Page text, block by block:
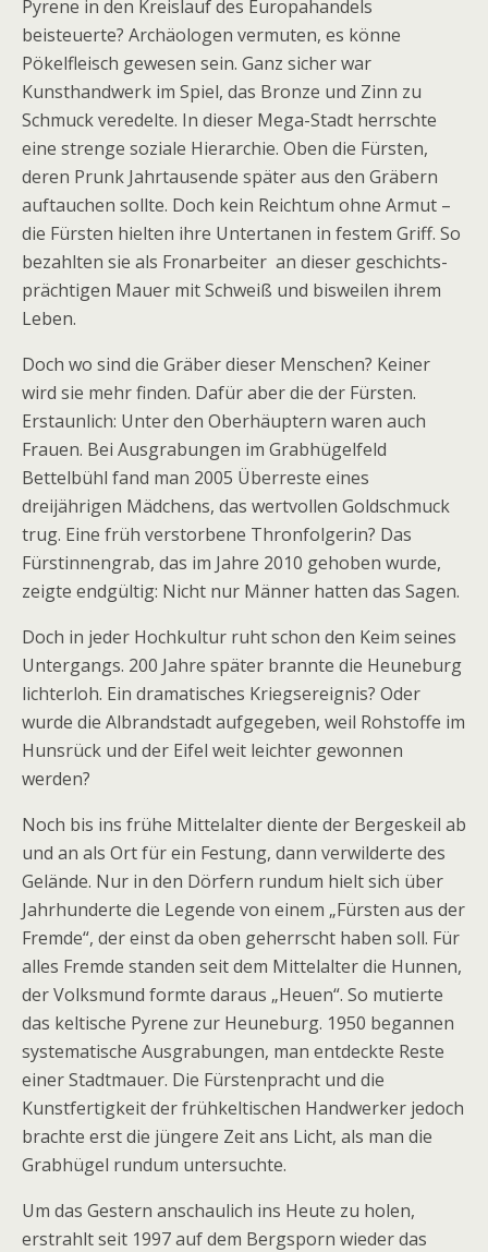
Pyrene in den Kreislauf des Europahandels
beisteuerte? Archäologen vermuten, es könne
Pökelfleisch gewesen sein. Ganz sicher war
Kunsthandwerk im Spiel, das Bronze und Zinn zu
Schmuck veredelte. In dieser Mega-Stadt herrschte
eine strenge soziale Hierarchie. Oben die Fürsten,
deren Prunk Jahrtausende später aus den Gräbern
auftauchen sollte. Doch kein Reichtum ohne Armut –
die Fürsten hielten ihre Untertanen in festem Griff. So
bezahlten sie als Fronarbeiter an dieser geschichts­
prächtigen Mauer mit Schweiß und bisweilen ihrem
Leben.
Doch wo sind die Gräber dieser Menschen? Keiner
wird sie mehr finden. Dafür aber die der Fürsten.
Erstaunlich: Unter den Oberhäuptern waren auch
Frauen. Bei Ausgrabungen im Grabhügelfeld
Bettelbühl fand man 2005 Überreste eines
dreijährigen Mädchens, das wertvollen Goldschmuck
trug. Eine früh verstorbene Thronfolgerin? Das
Fürstinnengrab, das im Jahre 2010 gehoben wurde,
zeigte endgültig: Nicht nur Männer hatten das Sagen.
Doch in jeder Hochkultur ruht schon den Keim seines
Untergangs. 200 Jahre später brannte die Heuneburg
lichterloh. Ein dramatisches Kriegsereignis? Oder
wurde die Albrandstadt aufgegeben, weil Rohstoffe im
Hunsrück und der Eifel weit leichter gewonnen
werden?
Noch bis ins frühe Mittelalter diente der Bergeskeil ab
und an als Ort für ein Festung, dann verwilderte des
Gelände. Nur in den Dörfern rundum hielt sich über
Jahrhunderte die Legende von einem „Fürsten aus der
Fremde“, der einst da oben geherrscht haben soll. Für
alles Fremde standen seit dem Mittelalter die Hunnen,
der Volksmund formte daraus „Heuen“. So mutierte
das keltische Pyrene zur Heuneburg. 1950 begannen
systematische Ausgrabungen, man entdeckte Reste
einer Stadtmauer. Die Fürstenpracht und die
Kunstfertigkeit der frühkeltischen Handwerker jedoch
brachte erst die jüngere Zeit ans Licht, als man die
Grabhügel rundum untersuchte.
Um das Gestern anschaulich ins Heute zu holen,
erstrahlt seit 1997 auf dem Bergsporn wieder das